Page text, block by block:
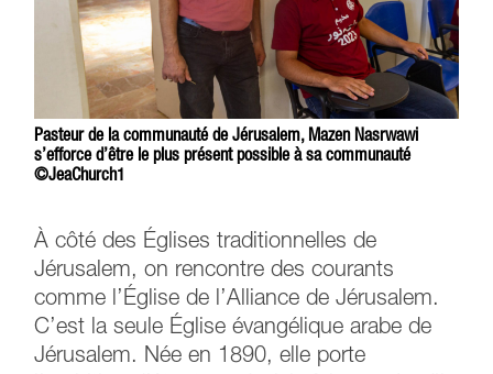
Pasteur de la communauté de Jérusalem, Mazen Nasrwawi
s’efforce d’être le plus présent possible à sa communauté
©JeaChurch1
À côté des Églises traditionnelles de
Jérusalem, on rencontre des courants
comme l’Église de l’Alliance de Jérusalem.
C’est la seule Église évangélique arabe de
Jérusalem. Née en 1890, elle porte